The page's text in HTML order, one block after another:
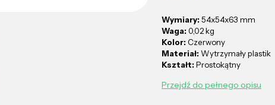
Wymiary: 54x54x63 mm
Waga: 0,02 kg
Kolor: Czerwony
Materiał: Wytrzymały plastik
Kształt: Prostokątny
Przejdź do pełnego opisu